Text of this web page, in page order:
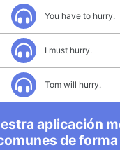
You have to hurry.
I must hurry.
Tom will hurry.
aplicación
de